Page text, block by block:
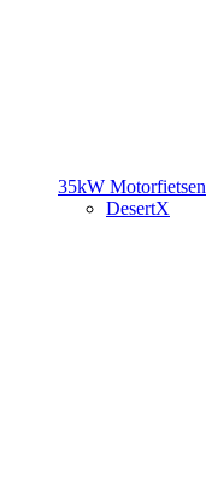
35kW Motorfietsen
DesertX